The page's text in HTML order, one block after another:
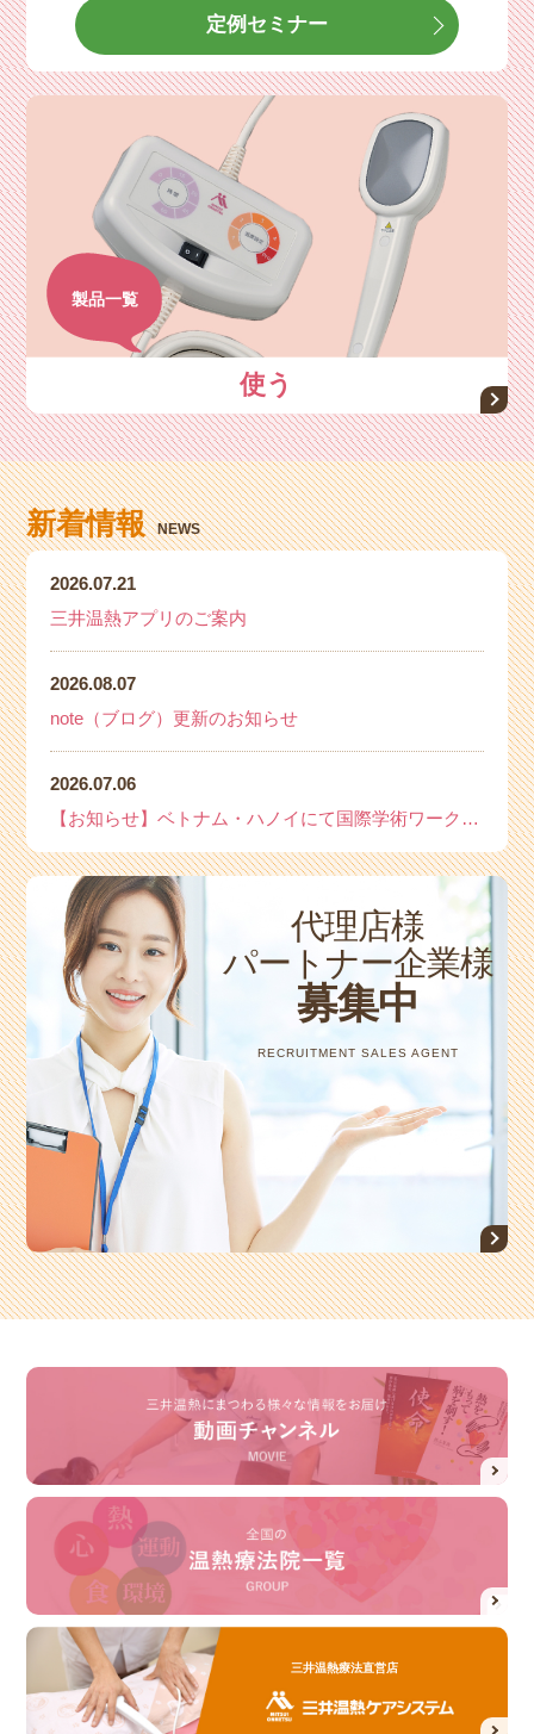
定例セミナー
製品一覧
使う
新着情報 NEWS
2026.07.21
三井温熱アプリのご案内
2026.08.07
note（ブログ）更新のお知らせ
2026.07.06
【お知らせ】ベトナム・ハノイにて国際学術ワークショップを開催いたします
代理店様
パートナー企業様
募集中
RECRUITMENT SALES AGENT
三井温熱療法直営店